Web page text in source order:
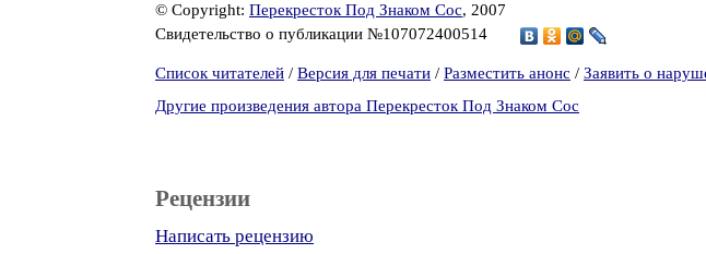
© Copyright: Перекресток Под Знаком Сос, 2007
Свидетельство о публикации №107072400514
Список читателей / Версия для печати / Разместить анонс / Заявить о
Другие произведения автора Перекресток Под Знаком Сос
Рецензии
Написать рецензию